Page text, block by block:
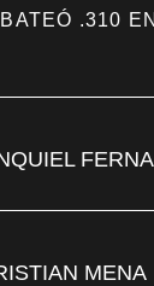
.310
MENA